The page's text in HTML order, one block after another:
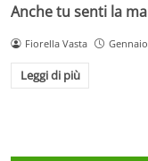
Anche tu senti la
Fiorella Vasta
Leggi di più